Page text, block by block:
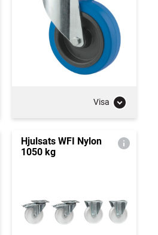
Visa
Hjulsats WFI Nylon
1050 kg